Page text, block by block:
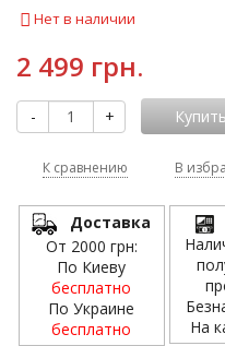
Нет в наличии
2 499 грн.
- + Купить
К сравнению В
Доставка
От 2000 грн:
По Киеву
бесплатно
По Украине
бесплатно
На